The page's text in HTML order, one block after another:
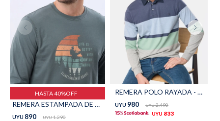
HASTA 40%OFF
REMERA ESTAMPADA DE ALGODÓN - PETROLEO
UYU 890 UYU 1.290
REMERA POLO RAYADA - Azul
UYU 980 UYU 2.490
UYU 833
Bolsos y valijas Accesorios
TALLES GRANDES Uniformes empresariales